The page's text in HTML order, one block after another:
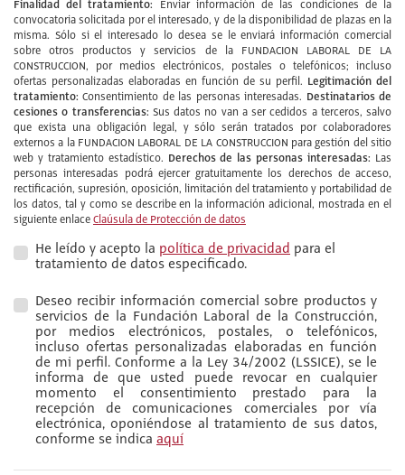
Finalidad del tratamiento:
Enviar información de las condiciones de la
convocatoria solicitada por el interesado, y de la disponibilidad de plazas en la
misma. Sólo si el interesado lo desea se le enviará información comercial
sobre otros productos y servicios de la FUNDACION LABORAL DE LA
CONSTRUCCION, por medios electrónicos, postales o telefónicos; incluso
ofertas personalizadas elaboradas en función de su perfil. Legitimación del
tratamiento: Consentimiento de las personas interesadas. Destinatarios de
cesiones o transferencias: Sus datos no van a ser cedidos a terceros, salvo
que exista una obligación legal, y sólo serán tratados por colaboradores
externos a la FUNDACION LABORAL DE LA CONSTRUCCION para gestión del sitio
web y tratamiento estadístico. Derechos de las personas interesadas: Las
personas interesadas podrá ejercer gratuitamente los derechos de acceso,
rectificación, supresión, oposición, limitación del tratamiento y portabilidad de
los datos, tal y como se describe en la información adicional, mostrada en el
siguiente enlace Claúsula de Protección de datos
He leído y acepto la política de privacidad para el
tratamiento de datos especificado.
Deseo recibir información comercial sobre productos y
servicios de la Fundación Laboral de la Construcción,
por medios electrónicos, postales, o telefónicos,
incluso ofertas personalizadas elaboradas en función
de mi perfil. Conforme a la Ley 34/2002 (LSSICE), se le
informa de que usted puede revocar en cualquier
momento el consentimiento prestado para la
recepción de comunicaciones comerciales por vía
electrónica, oponiéndose al tratamiento de sus datos,
conforme se indica aquí